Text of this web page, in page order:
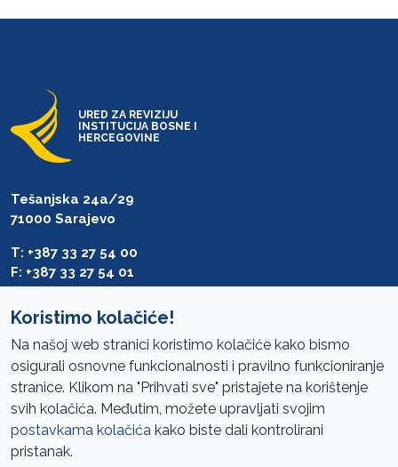
URED ZA REVIZIJU
INSTITUCIJA BOSNE I
HERCEGOVINE
Tešanjska 24a/29
71000 Sarajevo
T: +387 33 27 54 00
F: +387 33 27 54 01
Pristup informacijama
Mapa sajta
Oglasi
Koristimo kolačiće!
Na našoj web stranici koristimo kolačiće kako bismo
osigurali osnovne funkcionalnosti i pravilno funkcioniranje
stranice. Klikom na "Prihvati sve" pristajete na korištenje
svih kolačića. Međutim, možete upravljati svojim
postavkama kolačića kako biste dali kontrolirani
pristanak.